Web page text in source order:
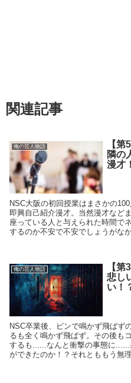
関連記事
俺の芸人物語
【
隣の
漫才
NSC大阪の初回授業はまさかの
即興自己紹介漫才。当然漫才など
座っている人と与えられた時間で
するのか不安で不安でしょうがなか
俺の芸人物語
【
悲し
い！
NSC卒業後、ピンで鳴かず飛ばず
るも全く鳴かず飛ばず。その後も
するも......なんと衝撃の事態に
ができたのか！？それとももう無